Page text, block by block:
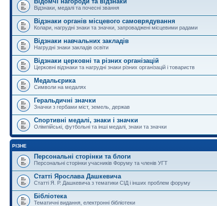
Відзнаки, медалі та почесні звання
Відзнаки органів місцевого самоврядування
Колари, нагрудні знаки та значки, запроваджені місцевими радами
Відзнаки навчальних закладів
Нагрудні знаки закладів освіти
Відзнаки церковні та різних організацій
Церковні відзнаки та нагрудні знаки різних організацій і товариств
Медальєрика
Символи на медалях
Геральдичні значки
Значки з гербами міст, земель, держав
Спортивні медалі, знаки і значки
Олімпійські, футбольні та інші медалі, знаки та значки
РІЗНЕ
Персональні сторінки та блоги
Персональні сторінки учасників Форуму та членів УГТ
Статті Ярослава Дашкевича
Статті Я. Р. Дашкевича з тематики СІД і інших проблем форуму
Бібліотека
Тематичні видання, електронні бібліотеки